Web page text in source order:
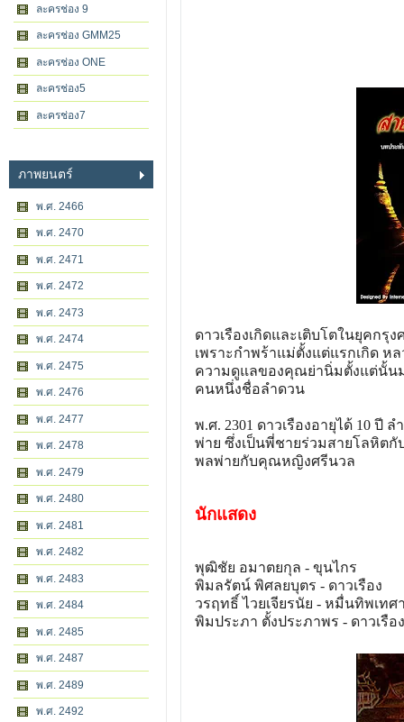
ละครช่อง 9
ละครช่อง GMM25
ละครช่อง ONE
ละครช่อง5
ละครช่อง7
ภาพยนตร์
พ.ศ. 2466
พ.ศ. 2470
พ.ศ. 2471
พ.ศ. 2472
พ.ศ. 2473
พ.ศ. 2474
พ.ศ. 2475
พ.ศ. 2476
พ.ศ. 2477
พ.ศ. 2478
พ.ศ. 2479
พ.ศ. 2480
พ.ศ. 2481
พ.ศ. 2482
พ.ศ. 2483
พ.ศ. 2484
พ.ศ. 2485
พ.ศ. 2487
พ.ศ. 2489
พ.ศ. 2492
ดาวเรืองเกิดและเติบโตในยุคก
เพราะกำพร้าแม่ตั้งแต่แรกเกิด ห
ความดูแลของคุณย่านิ่มตั้งแต่นั้น
คนหนึ่งชื่อลำดวน
พ.ศ. 2301 ดาวเรืองอายุได้ 10 ปี
พ่าย ซึ่งเป็นพี่ชายร่วมสายโลหิต
พลพ่ายกับคุณหญิงศรีนวล
นักแสดง
พุฒิชัย อมาตยกุล - ขุนไกร
พิมลรัตน์ พิศลยบุตร - ดาวเรือง
วรฤทธิ์ ไวยเจียรนัย - หมื่นทิพเทศ
พิมประภา ตั้งประภาพร - ดาวเรือ